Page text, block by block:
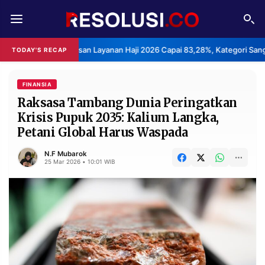
TODAY'S RECAP
Kepuasan Layanan Haji 2026 Capai 83,28%, Kategori Sangat
REDAKSI TENTANG
RESOLUSI IKLAN
RUBRIKASI
EDITORIAL AKSARA
FINANSIA PERSONA
DAERAH NASIONAL
SPORT
INFORMASI
FINANSIA
Raksasa Tambang Dunia Peringatkan
Krisis Pupuk 2035: Kalium Langka,
Petani Global Harus Waspada
N.F Mubarok
25 Mar 2026 • 10:01 WIB